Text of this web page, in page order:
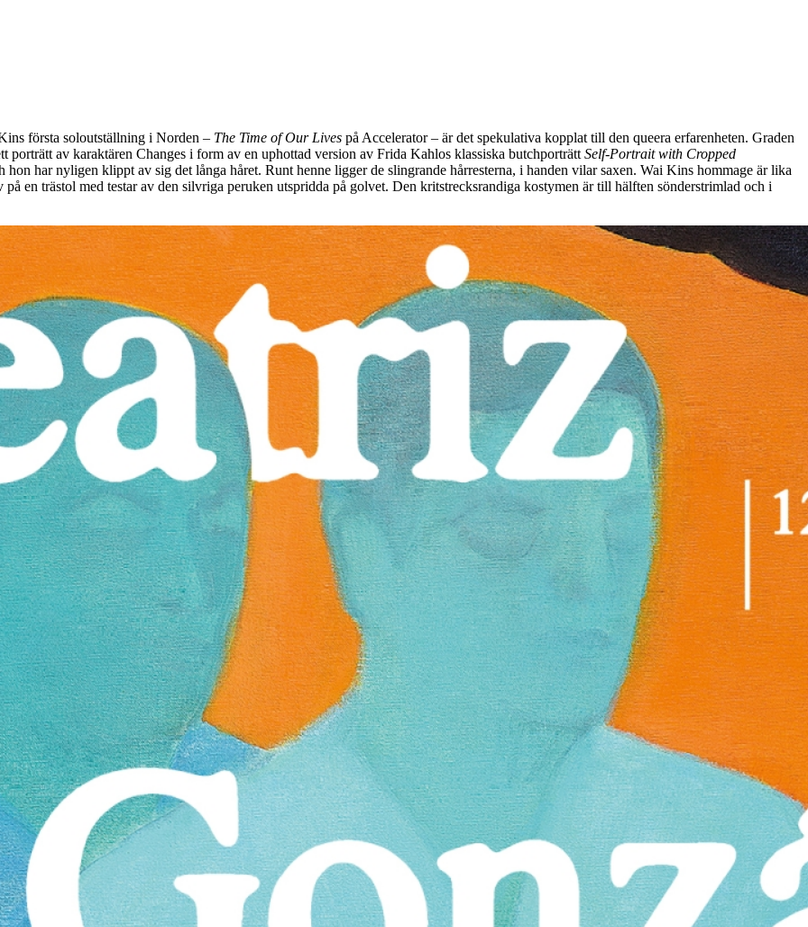
första soloutställning i Norden – The Time of Our Lives på Accelerator – är det spekulativa kopplat till den queera erfarenheten. Graden
porträtt av karaktären Changes i form av en uphottad version av Frida Kahlos klassiska butchporträtt Self-Portrait with Cropped
har nyligen klippt av sig det långa håret. Runt henne ligger de slingrande hårresterna, i handen vilar saxen. Wai Kins hommage är lika
en trästol med testar av den silvriga peruken utspridda på golvet. Den kritstrecksrandiga kostymen är till hälften sönderstrimlad och i